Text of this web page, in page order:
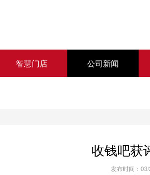
智慧门店 公司新闻
收钱吧获
发布时间：